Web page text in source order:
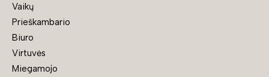
Vaikų
Prieškambario
Biuro
Virtuvės
Miegamojo